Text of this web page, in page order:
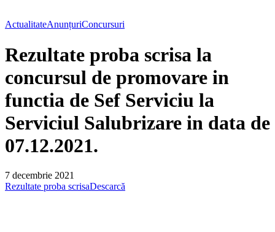
ActualitateAnunțuriConcursuri
Rezultate proba scrisa la
concursul de promovare in
functia de Sef Serviciu la
Serviciul Salubrizare in data de
07.12.2021.
7 decembrie 2021
Rezultate proba scrisaDescarcă